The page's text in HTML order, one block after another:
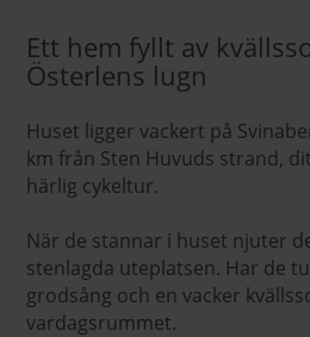
Ett hem fyllt av
Österlens lugn
Huset ligger vackert på
km från Sten Huvuds strand,
härlig cykeltur.
När de stannar i huset njuter
stenlagda uteplatsen. Har de
grodsång och en vacker
vardagsrummet.